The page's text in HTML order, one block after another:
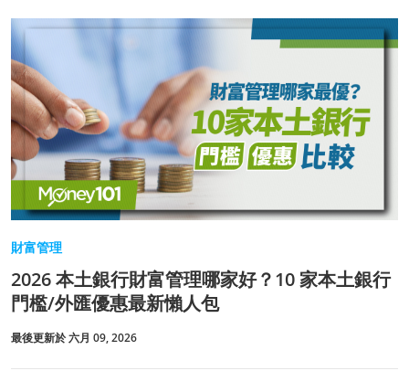
財富管理
2026 本土銀行財富管理哪家好？10 家本土銀行
門檻/外匯優惠最新懶人包
最後更新於 六月 09, 2026